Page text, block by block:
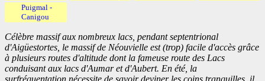
Puigmal -
Canigou
Célèbre massif aux nombreux lacs, pendant septentrional
d'Aigüestortes, le massif de Néouvielle est (trop) facile d'accès grâce
à plusieurs routes d'altitude dont la fameuse route des Lacs
conduisant aux lacs d'Aumar et d'Aubert. En été, la
surfréquentation nécessite de savoir deviner les coins tranquilles, il